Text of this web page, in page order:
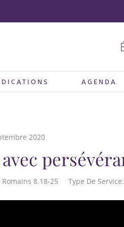
AGENDA
2020
Romains 8.18-25 Type De Service: